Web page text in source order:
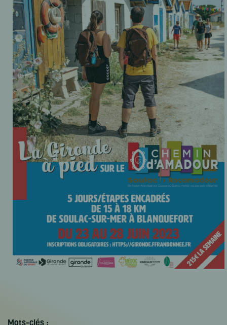
Mots-clés :